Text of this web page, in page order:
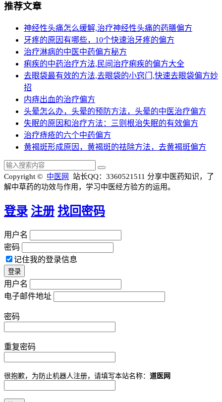
推荐文章
神经性头痛怎么缓解,治疗神经性头痛的药膳偏方
牙疼的原因有哪些，10个快速治牙疼的偏方
治疗淋病的中医中药偏方秘方
痢疾的中药治疗方法,民间治疗痢疾的偏方大全
去眼袋最有效的方法,去眼袋的小窍门,快速去眼袋偏方妙
招
内痔出血的治疗偏方
头晕怎么办，头晕的预防方法，头晕的中医治疗偏方
失眠的原因和治疗方法：三则根治失眠的有效偏方
治疗痔疮的六个中药偏方
黄褐斑形成原因，黄褐斑的祛除方法，去黄褐斑偏方
Copyright © 中医网 站长QQ：3360521511 分享中医药知识，了
解中草药的功效与作用，学习中医经方验方的运用。
登录 注册 找回密码
用户名
密码
记住我的登录信息
用户名
电子邮件地址
密码
重复密码
很抱歉，为防止机器人注册，请填写本站名称： 道医网